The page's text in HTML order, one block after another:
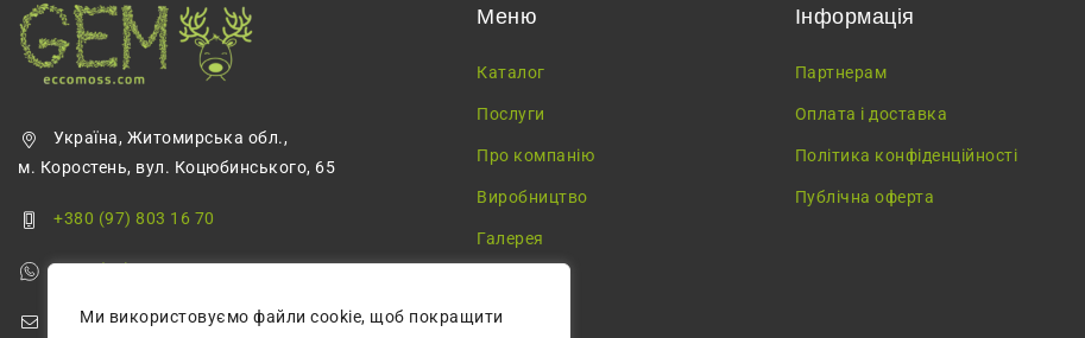
Ми використовуємо файли cookie, щоб покращити
Україна, Житомирська обл.,
м. Коростень, вул. Коцюбинського, 65
+380 (97) 803 16 70
+380 (68) 355 68 57
greenmossecco@gmail.com
Меню
Каталог
Послуги
Про компанію
Виробництво
Галерея
Інформація
Партнерам
Оплата і доставка
Політика конфіденційності
Публічна оферта